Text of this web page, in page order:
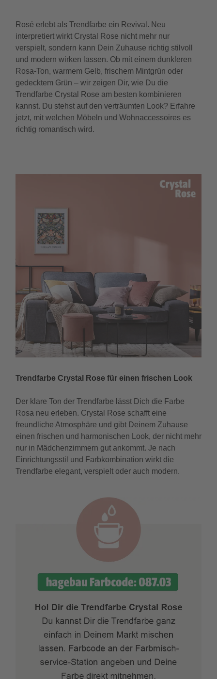
Rosé erlebt als Trendfarbe ein Revival. Neu
interpretiert wirkt Crystal Rose nicht mehr nur
verspielt, sondern kann Dein Zuhause richtig stilvoll
und modern wirken lassen. Ob mit einem dunkleren
Rosa-Ton, warmem Gelb, frischem Mintgrün oder
gedecktem Grün – wir zeigen Dir, wie Du die
Trendfarbe Crystal Rose am besten kombinieren
kannst. Du stehst auf den verträumten Look? Erfahre
jetzt, mit welchen Möbeln und Wohnaccessoires es
richtig romantisch wird.
Trendfarbe Crystal Rose für einen frischen Look
Der klare Ton der Trendfarbe lässt Dich die Farbe
Rosa neu erleben. Crystal Rose schafft eine
freundliche Atmosphäre und gibt Deinem Zuhause
einen frischen und harmonischen Look, der nicht mehr
nur in Mädchenzimmern gut ankommt. Je nach
Einrichtungsstil und Farbkombination wirkt die
Trendfarbe elegant, verspielt oder auch modern.